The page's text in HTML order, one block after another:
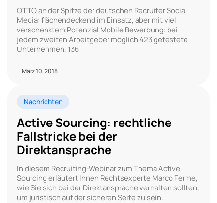
OTTO an der Spitze der deutschen Recruiter Social
Media: flächendeckend im Einsatz, aber mit viel
verschenktem Potenzial Mobile Bewerbung: bei
jedem zweiten Arbeitgeber möglich 423 getestete
Unternehmen, 136
März 10, 2018
Nachrichten
Active Sourcing: rechtliche
Fallstricke bei der
Direktansprache
In diesem Recruiting-Webinar zum Thema Active
Sourcing erläutert Ihnen Rechtsexperte Marco Ferme,
wie Sie sich bei der Direktansprache verhalten sollten,
um juristisch auf der sicheren Seite zu sein.